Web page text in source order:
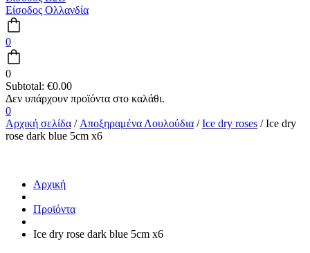
Είσοδος Ολλανδία
0
0
Subtotal: €0.00
0
Αρχική σελίδα / Αποξηραμένα Λουλούδια /Ice dry roses / Ice dry
rose dark blue 5cm x6
Αρχική
Προϊόντα
Ice dry rose dark blue 5cm x6